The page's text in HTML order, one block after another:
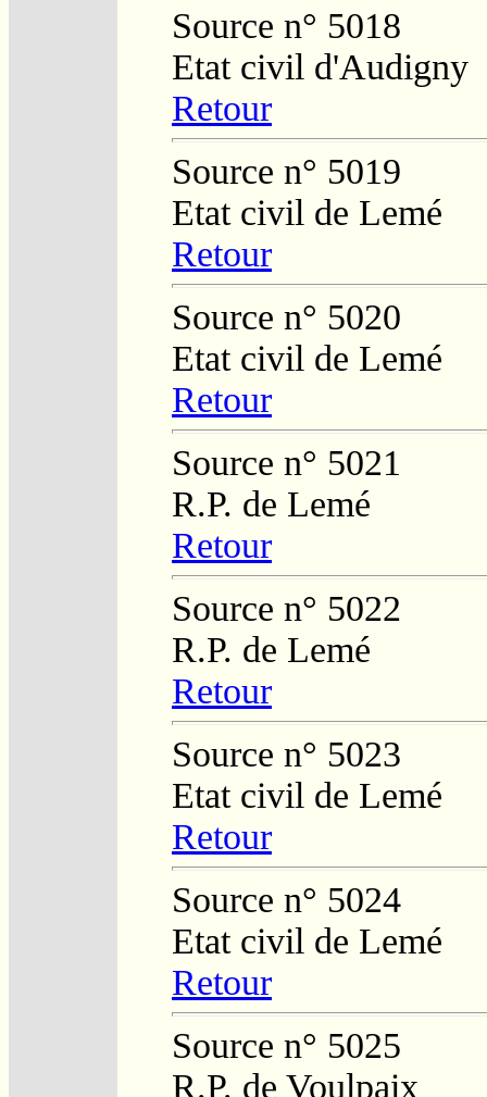
Source n° 5018
Etat civil d'Audigny
Retour
Source n° 5019
Etat civil de Lemé
Retour
Source n° 5020
Etat civil de Lemé
Retour
Source n° 5021
R.P. de Lemé
Retour
Source n° 5022
R.P. de Lemé
Retour
Source n° 5023
Etat civil de Lemé
Retour
Source n° 5024
Etat civil de Lemé
Retour
Source n° 5025
R.P. de Voulpaix